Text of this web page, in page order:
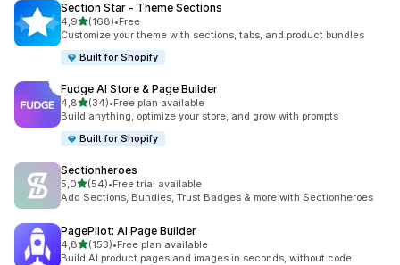
Section Star ‑ Theme Sections
4,9de 5 estrelas
(168)
168 total de avaliações
•Free
Customize your theme with sections, tabs, and product bundles
Built for Shopify
Fudge AI Store & Page Builder
4,8de 5 estrelas
(34)
34 total de avaliações
•Free plan available
Build anything, optimize your store, and grow with prompts
Built for Shopify
Sectionheroes
5,0de 5 estrelas
(54)
54 total de avaliações
•Free trial available
Add Sections, Bundles, Trust Badges & more with Sectionheroes
PagePilot: AI Page Builder
4,8de 5 estrelas
(153)
153 total de avaliações
•Free plan available
Build AI product pages and images in seconds, without code